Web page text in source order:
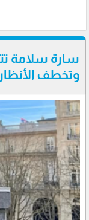
سارة سلامة
وتخطف